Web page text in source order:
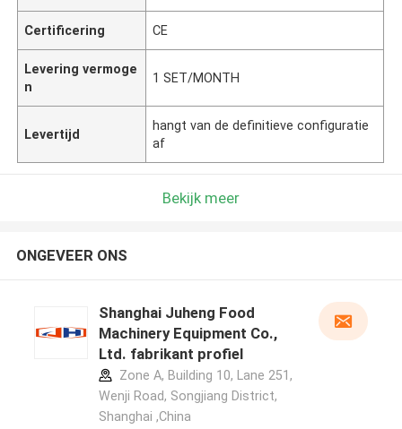
Certificering CE
Levering vermoge
n
1 SET/MONTH
Levertijd
hangt van de definitieve configuratie
af
Bekijk meer
ONGEVEER ONS
Shanghai Juheng Food
Machinery Equipment Co.,
Ltd. fabrikant profiel
Zone A, Building 10, Lane 251,
Wenji Road, Songjiang District,
Shanghai ,China